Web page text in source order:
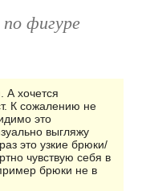
фигуре
А хочется
К сожалению не
это
выгляжу
это узкие брюки/
чувствую себя в
брюки не в